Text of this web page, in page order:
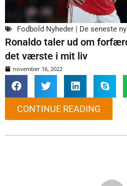
Fodbold Nyheder | De seneste
Ronaldo taler ud om
det værste i mit liv
november 16, 2022
CONTINUE READING